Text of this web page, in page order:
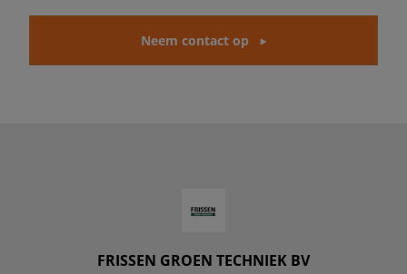
Neem contact op
FRISSEN GROEN TECHNIEK BV